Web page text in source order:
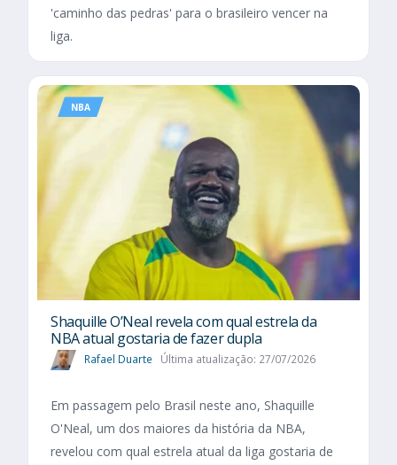
'caminho das pedras' para o brasileiro vencer na
liga.
NBA
Shaquille O’Neal revela com qual estrela da
NBA atual gostaria de fazer dupla
Rafael Duarte Última atualização: 27/07/2026
Em passagem pelo Brasil neste ano, Shaquille
O'Neal, um dos maiores da história da NBA,
revelou com qual estrela atual da liga gostaria de